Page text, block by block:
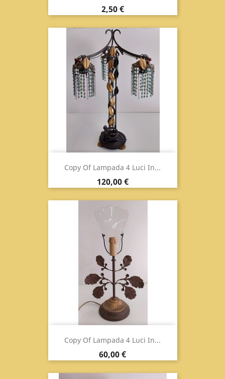
Prix
2,50 €
Copy Of Lampada 4 Luci In...
Prix
120,00 €
Copy Of Lampada 4 Luci In...
Prix
60,00 €